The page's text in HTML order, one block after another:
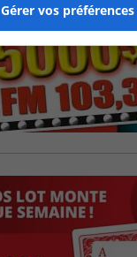
Gérer vos préférences